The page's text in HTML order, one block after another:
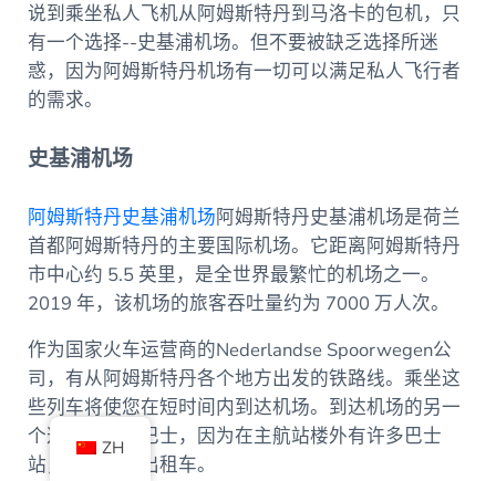
说到乘坐私人飞机从阿姆斯特丹到马洛卡的包机，只
有一个选择--史基浦机场。但不要被缺乏选择所迷
惑，因为阿姆斯特丹机场有一切可以满足私人飞行者
的需求。
史基浦机场
阿姆斯特丹史基浦机场阿姆斯特丹史基浦机场是荷兰
首都阿姆斯特丹的主要国际机场。它距离阿姆斯特丹
市中心约 5.5 英里，是全世界最繁忙的机场之一。
2019 年，该机场的旅客吞吐量约为 7000 万人次。
作为国家火车运营商的Nederlandse Spoorwegen公
司，有从阿姆斯特丹各个地方出发的铁路线。乘坐这
些列车将使您在短时间内到达机场。到达机场的另一
个选择是乘坐巴士，因为在主航站楼外有许多巴士
站，或者乘坐出租车。
ZH